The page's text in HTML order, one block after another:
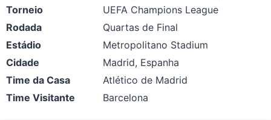
Torneio
UEFA Champions League
Rodada
Quartas de Final
Estádio
Metropolitano Stadium
Cidade
Madrid, Espanha
Time da Casa
Atlético de Madrid
Time Visitante
Barcelona